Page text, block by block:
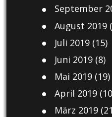
September
August 2019
Juli 2019(15)
Juni 2019(8)
Mai 2019(19)
April 2019
März 2019